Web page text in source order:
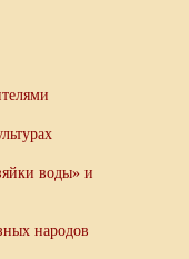
воды» и
народов